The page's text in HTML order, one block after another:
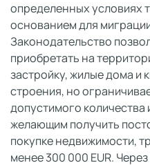
определенных условиях
основанием для
Законодательство
приобретать на
застройку, жилые дома и
строения, но
допустимого
желающим получить
покупке недвижимости,
менее 300 000 EUR.